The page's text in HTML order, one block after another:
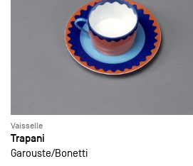
Vaisselle
Trapani
Garouste Bonetti